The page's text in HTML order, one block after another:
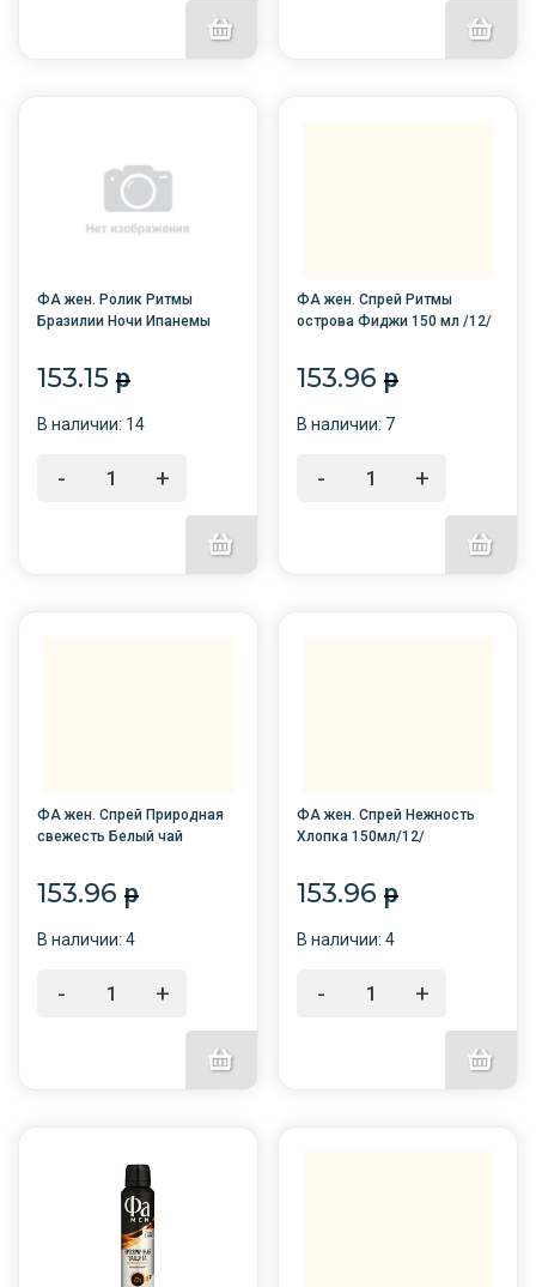
ФА жен. Ролик Ритмы
Бразилии Ночи Ипанемы
153.15 p
В наличии: 14
- +
ФА жен. Спрей Ритмы
острова Фиджи 150 мл /12/
153.96p
В наличии: 7
- +
ФА жен. Спрей Природная
свежесть Белый чай
153.96 p
В наличии: 4
- +
ФА жен. Спрей Нежность
Хлопка 150мл/12/
153.96p
В наличии: 4
- +